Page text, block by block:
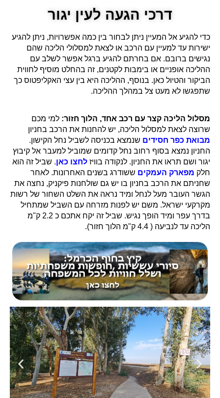
דרכי הגעה לעין יגור
כדי להגיע אל המעיין ניתן לבחור בין כמה אפשרויות, ניתן להגיע
ישירות עד למעיין עם הרכב או לצאת למסלולי הליכה שהם
נגישים ברובם. אם בחרתם להגיע ברגל אפשר לשלב עם
ההליכה אופניים או בימבות לקטנים, זה בהחלט מוסיף לחווית
הביקור והטיול כאן. בנוסף, ההליכה היא בין עצי האקליפטוס כך
שתפגשו לא מעט צל במהלך ההליכה.
מסלול הליכה קצר עם רכב אחד, הלוך חזור: למי מכם
שרוצה לצאת למסלול הליכה, יש להחנות את הרכב בחניון
מבואת כפר חסידים שנמצא בכניסה לשביל נחל הקישון.
החניון נמצא בסוף רחוב נחל קדומים שמוביל למעבר אל קיבוץ
יגור ושם תראו את החניון. לנקודה בוויז לחצו כאן. שביל זה הוא
חלק מפארק העמקים ששודרג בשנים האחרונות. לאחר
שחניתם את הרכב בחניון בו יש גם שולחנות פיקניק, נחצה את
הגשר העובר מעל לנחל ומיד נראה את השלט השחור של רשות
מקרקעי ישראל. משם יש לפנות מזרחה עם השביל שמתחיל
בדרך עפר ומיד הופך נגיש. שביל זה יקח אתכם כ 2.2 ק"מ
הליכה עד לנביעה ( 4.4 ק"מ הלוך חזור).